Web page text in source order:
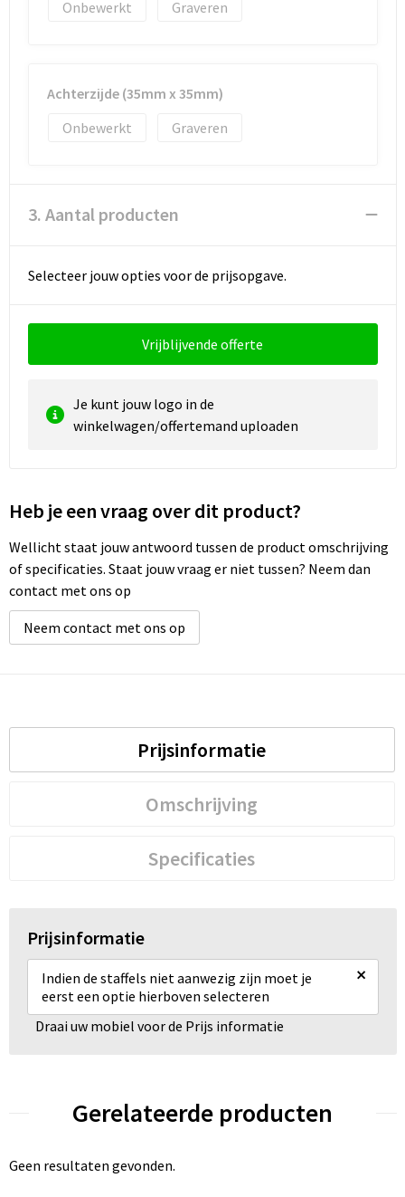
Onbewerkt Graveren
Achterzijde (35mm x 35mm)
Onbewerkt
Graveren
3. Aantal producten
Selecteer jouw opties voor de prijsopgave.
Vrijblijvende offerte
Je kunt jouw logo in de
winkelwagen/offertemand uploaden
Heb je een vraag over dit product?
Wellicht staat jouw antwoord tussen de product omschrijving
of specificaties. Staat jouw vraag er niet tussen? Neem dan
contact met ons op
Neem contact met ons op
Prijsinformatie
Omschrijving
Specificaties
Prijsinformatie
Indien de staffels niet aanwezig zijn moet je
eerst een optie hierboven selecteren
×
Draai uw mobiel voor de Prijs informatie
Gerelateerde producten
Geen resultaten gevonden.